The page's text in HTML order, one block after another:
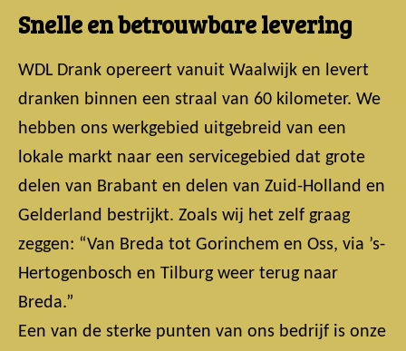
Snelle en betrouwbare levering
WDL Drank opereert vanuit Waalwijk en levert
dranken binnen een straal van 60 kilometer. We
hebben ons werkgebied uitgebreid van een
lokale markt naar een servicegebied dat grote
delen van Brabant en delen van Zuid-Holland en
Gelderland bestrijkt. Zoals wij het zelf graag
zeggen: “Van Breda tot Gorinchem en Oss, via ’s-
Hertogenbosch en Tilburg weer terug naar
Breda.”
Een van de sterke punten van ons bedrijf is onze